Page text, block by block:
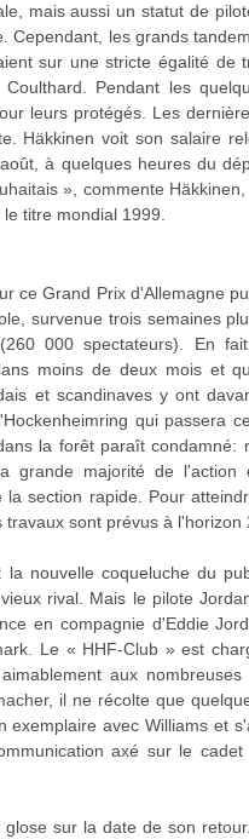
mais aussi un statut de
les grands
sur une stricte égalité de
Pendant les
leurs protégés. Les
Häkkinen voit son salaire
à quelques heures du
», commente
titre mondial 1999.
ce Grand Prix d'Allemagne
survenue trois semaines
000 spectateurs). En
moins de deux mois et
et scandinaves y ont
qui passera
la forêt paraît condamné:
grande majorité de l'action
section rapide. Pour
sont prévus à l'horizon
nouvelle coqueluche du
rival. Mais le pilote
en compagnie d'Eddie
Le « HHF-Club » est
aux nombreuses
il ne récolte que
avec Williams et
axé sur le cadet
sur la date de son